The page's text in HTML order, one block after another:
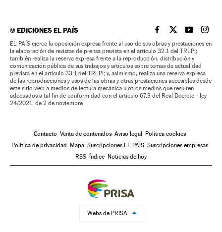
©EDICIONES EL PAÍS EL PAÍS BRASIL EN
EL PAÍSEL PAÍS
EL
EL PAÍS ejerce la oposición expresa frente al uso de sus obras y prestaciones en
la elaboración de revistas de prensa prevista en el artículo 32.1 del TRLPI;
también realiza la reserva expresa frente a la reproducción, distribución y
comunicación pública de sus trabajos y artículos sobre temas de actualidad
prevista en el artículo 33.1 del TRLPI; y, asimismo, realiza una reserva expresa
de las reproducciones y usos de las obras y otras prestaciones accesibles desde
este sitio web a medios de lectura mecánica u otros medios que resulten
adecuados a tal fin de conformidad con el artículo 67.3 del Real Decreto - ley
24/2021, de 2 de noviembre
Contacto Venta de contenidos Aviso legal Política cookies
Política de privacidad Mapa Suscripciones EL PAÍS Suscripciones empresas
RSS Índice Noticias de hoy
Webs de PRISA